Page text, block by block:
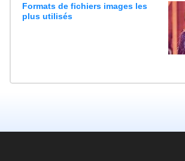
Formats de fichiers images les
plus utilisés